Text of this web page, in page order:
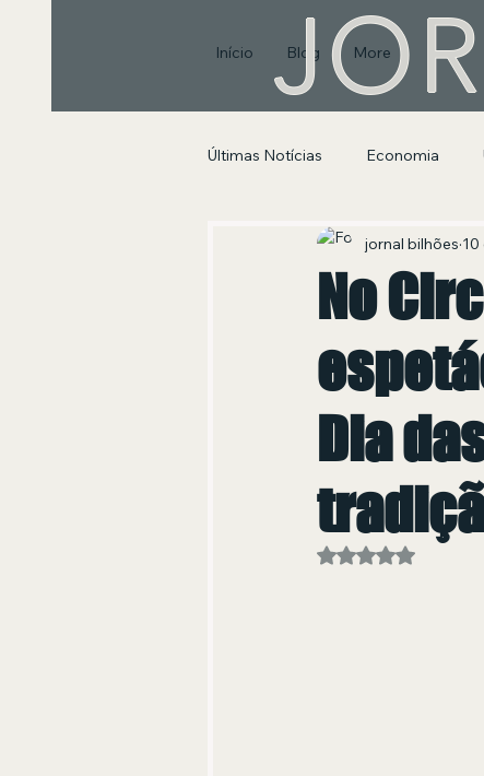
Início Blog More
Últimas Notícias Economia
Segurança Pública e Social
No
Dia
jornal bilhões 10
Avaliado com